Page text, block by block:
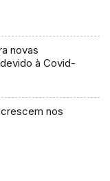
novas
à Covid-
nos